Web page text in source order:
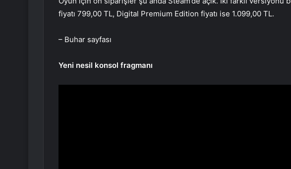
fiyatı 799,00 TL, Digital Premium Edition fiyatı ise 1.099,00 TL.
– Buhar sayfası
Yeni nesil konsol fragmanı